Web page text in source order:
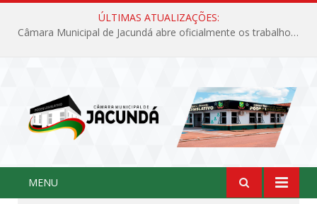
ÚLTIMAS ATUALIZAÇÕES:
Câmara Municipal de Jacundá abre oficialmente os trabalhos legislativos de 2026
MENU